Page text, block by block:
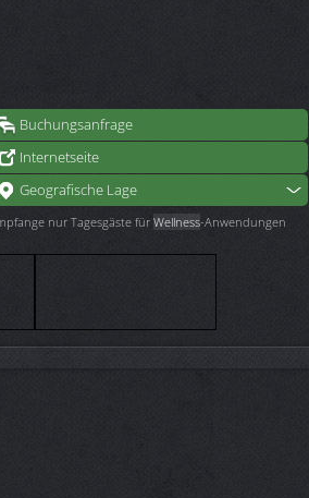
Buchungsanfrage
Internetseite
Geografische Lage
nur Tagesgäste für Wellness-Anwendungen